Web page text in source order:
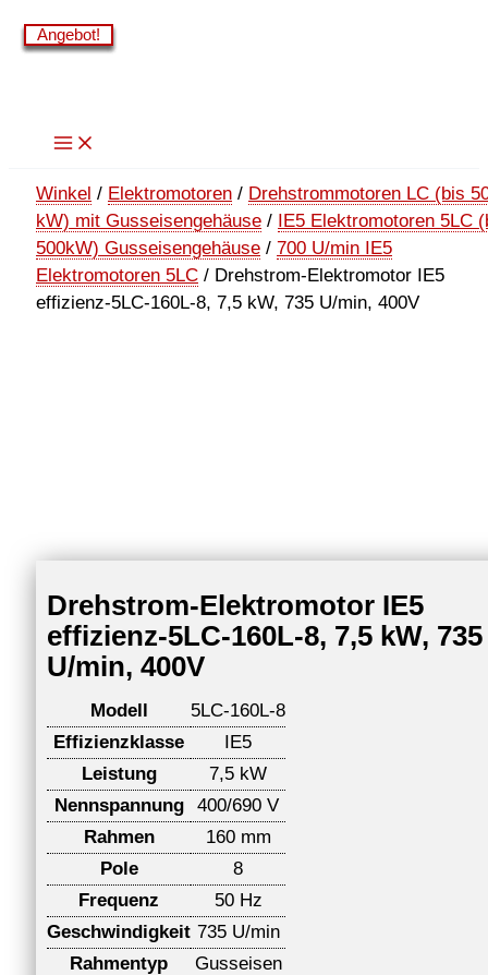
Zum
Inhalt
Winkel / Elektromotoren / Drehstrommotoren LC (bis
kW) mit Gusseisengehäuse / IE5 Elektromotoren 5LC
500kW) Gusseisengehäuse / 700 U/min IE5
Elektromotoren 5LC / Drehstrom-Elektromotor IE5
effizienz-5LC-160L-8, 7,5 kW, 735 U/min, 400V
Drehstrom-Elektromotor IE5
effizienz-5LC-160L-8, 7,5 kW, 735
U/min, 400V
Modell
5LC-160L-8
Effizienzklasse
IE5
Leistung
7,5 kW
Nennspannung
400/690 V
Rahmen
160 mm
Pole
8
Frequenz
50 Hz
Geschwindigkeit 735 U/min
Rahmentyp
Gusseisen
Angebot!
Angebot!
Angebot!
Angebot!
Angebot!
Angebot!